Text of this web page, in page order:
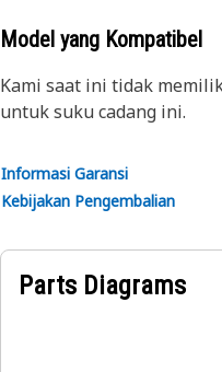
Model yang Kompatibel
Kami saat ini tidak
untuk suku cadang ini.
Informasi Garansi
Kebijakan Pengembalian
Parts Diagrams